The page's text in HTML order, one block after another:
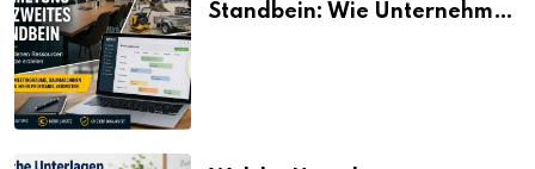
Standbein: Wie Unternehmen